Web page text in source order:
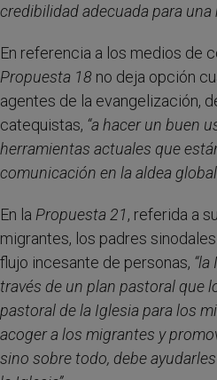
credibilidad adecuada para una
En referencia a los medios de
Propuesta 18 no deja opción
agentes de la evangelización,
catequistas, “a hacer un buen
herramientas actuales que
comunicación en la aldea
En la Propuesta 21, referida a
migrantes, los padres
flujo incesante de personas, “la
través de un plan pastoral que
pastoral de la Iglesia para los
acoger a los migrantes y
sino sobre todo, debe